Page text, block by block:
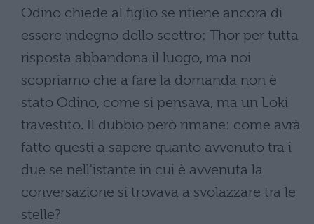
Odino chiede al figlio se ritiene ancora di
essere indegno dello scettro: Thor per tutta
risposta abbandona il luogo, ma noi
scopriamo che a fare la domanda non è
stato Odino, come si pensava, ma un Loki
travestito. Il dubbio però rimane: come avrà
fatto questi a sapere quanto avvenuto tra i
due se nell'istante in cui è avvenuta la
conversazione si trovava a svolazzare tra le
stelle?